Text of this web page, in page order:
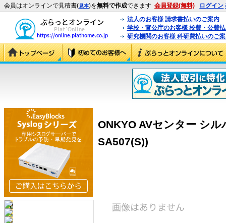
会員はオンラインで見積書(見本)を無料で作成できます 会員登録(無料) ログイン
法人のお客様 請求書払いのご案内
学校・官公庁のお客様 校費・公費
研究機関のお客様 科研費払いのご
ONKYO AVセンター シ
SA507(S))